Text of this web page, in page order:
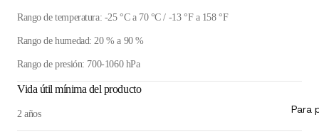
Para
Rango de temperatura: -25 °C a 70 °C / -13 °F a 158 °F
Rango de humedad: 20 % a 90 %
Rango de presión: 700-1060 hPa
Vida útil mínima del producto
2 años